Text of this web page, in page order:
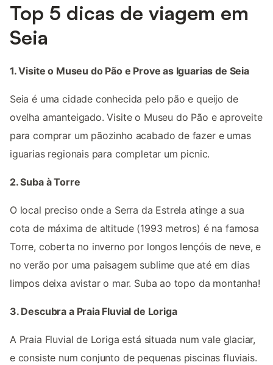
Top 5 dicas de viagem em
Seia
1. Visite o Museu do Pão e Prove as Iguarias de Seia
Seia é uma cidade conhecida pelo pão e queijo de
ovelha amanteigado. Visite o Museu do Pão e aproveite
para comprar um pãozinho acabado de fazer e umas
iguarias regionais para completar um picnic.
2. Suba à Torre
O local preciso onde a Serra da Estrela atinge a sua
cota de máxima de altitude (1993 metros) é na famosa
Torre, coberta no inverno por longos lençóis de neve, e
no verão por uma paisagem sublime que até em dias
limpos deixa avistar o mar. Suba ao topo da montanha!
3. Descubra a Praia Fluvial de Loriga
A Praia Fluvial de Loriga está situada num vale glaciar,
e consiste num conjunto de pequenas piscinas fluviais.